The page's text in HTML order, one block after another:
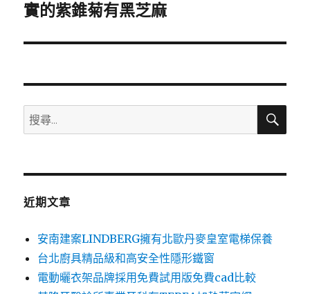
一
文
實的紫錐菊有黑芝麻
搜
尋
鍵
搜
近期文章
安南建案LINDBERG擁有北歐丹麥皇室電梯保養
台北廚具精品級和高安全性隱形鐵窗
電動曬衣架品牌採用免費試用版免費cad比較